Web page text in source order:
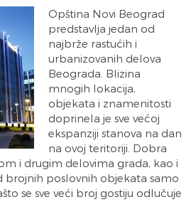
Opština Novi Beograd
predstavlja jedan od
najbrže rastućih i
urbanizovanih delova
Beograda. Blizina
mnogih lokacija,
objekata i znamenitosti
doprinela je sve većoj
ekspanziji stanova na dan
na ovoj teritoriji. Dobra
i drugim delovima grada, kao i
brojnih poslovnih objekata samo
se sve veći broj gostiju odlučuje